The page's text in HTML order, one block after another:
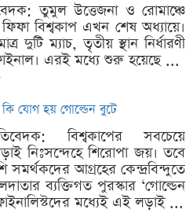
তুমুল উত্তেজনা ও রোমাঞ্চে
বিশ্বকাপ এখন শেষ অধ্যায়ে।
দুটি ম্যাচ, তৃতীয় স্থান নির্ধারণী
এরই মধ্যে শুরু হয়েছে ...
কি যোগ হয় গোল্ডেন বুটে
বিশ্বকাপের সবচেয়ে
নিঃসন্দেহে শিরোপা জয়। তবে
সমর্থকদের আগ্রহের কেন্দ্রবিন্দুতে
ব্যক্তিগত পুরস্কার ‘গোল্ডেন
মধ্যেই এই লড়াই ...